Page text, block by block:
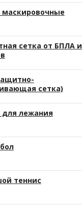
маскировочные
сетка от БПЛА и
сетка)
для лежания
теннис